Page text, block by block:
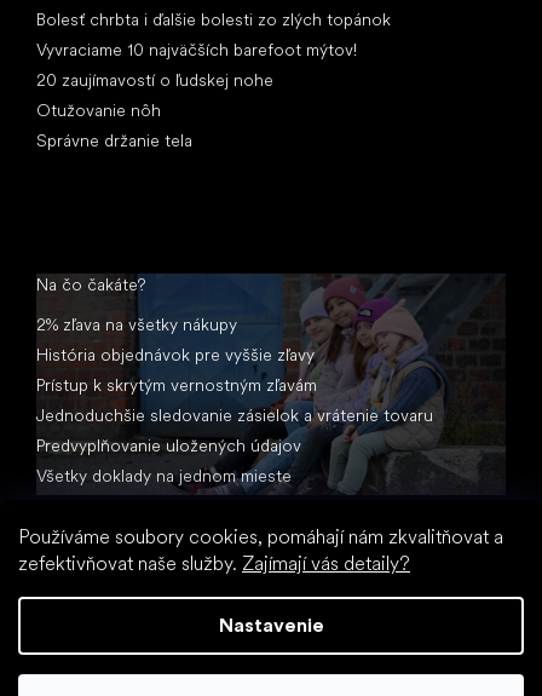
Používáme soubory cookies, pomáhají nám zkvalitňovat a
zefektivňovat naše služby. Zajímají vás detaily?
Nastavenie
Bolesť chrbta i ďalšie bolesti zo zlých topánok
Vyvraciame 10 najväčších barefoot mýtov!
20 zaujímavostí o ľudskej nohe
Otužovanie nôh
Správne držanie tela
Na čo čakáte?
2% zľava na všetky nákupy
História objednávok pre vyššie zľavy
Prístup k skrytým vernostným zľavám
Jednoduchšie sledovanie zásielok a vrátenie tovaru
Predvyplňovanie uložených údajov
Všetky doklady na jednom mieste
Vytvoril Shoptet